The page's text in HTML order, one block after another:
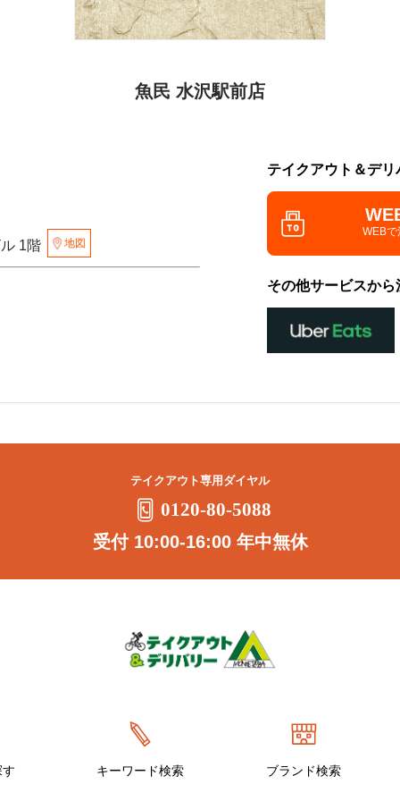
魚民 水沢駅前店
1階 地図
テイクアウト＆デリ
WEBで
その他サービスから
テイクアウト専用ダイヤル
0120-80-5088
受付 10:00-16:00 年中無休
キーワード検索 ブランド検索